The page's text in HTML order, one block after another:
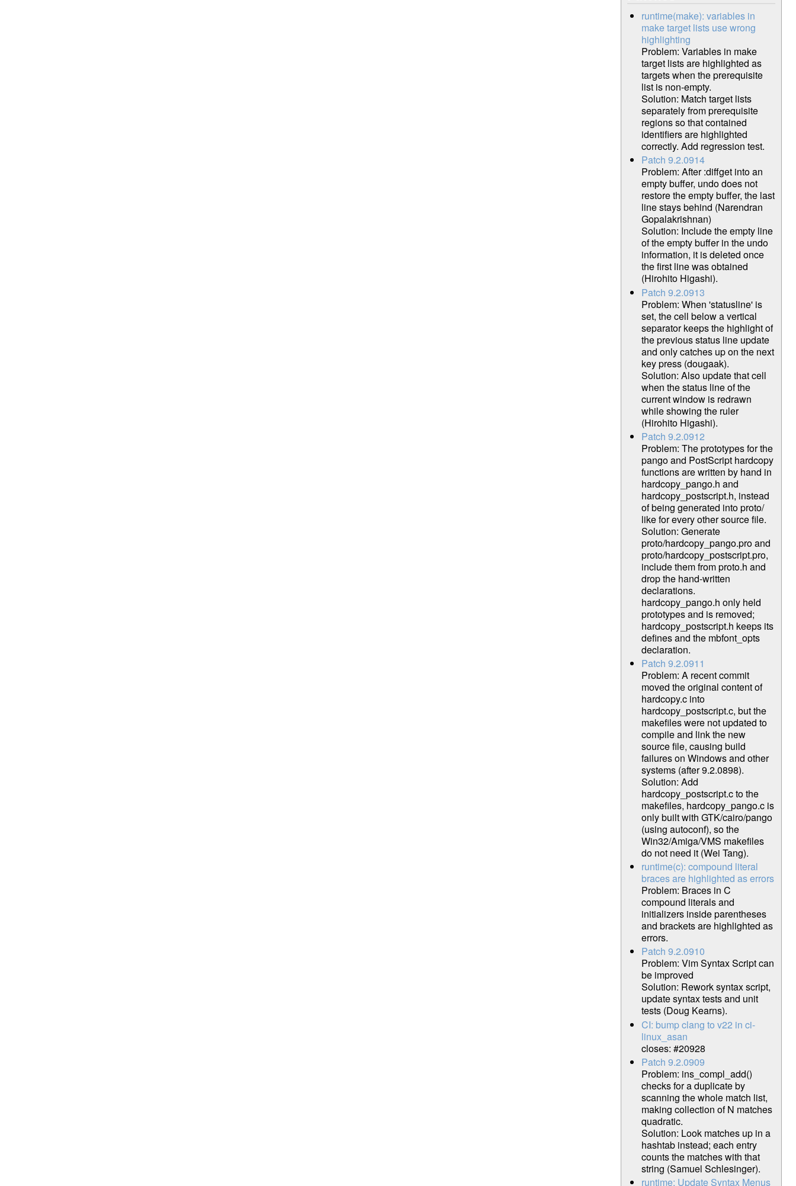
runtime(make): variables in
make target lists use wrong
highlighting
Problem: Variables in make
target lists are highlighted as
targets when the prerequisite
list is non-empty.
Solution: Match target lists
separately from prerequisite
regions so that contained
identifiers are highlighted
correctly. Add regression test.
Patch 9.2.0914
Problem: After :diffget into an
empty buffer, undo does not
restore the empty buffer, the last
line stays behind (Narendran
Gopalakrishnan)
Solution: Include the empty line
of the empty buffer in the undo
information, it is deleted once
the first line was obtained
(Hirohito Higashi).
Patch 9.2.0913
Problem: When 'statusline' is
set, the cell below a vertical
separator keeps the highlight of
the previous status line update
and only catches up on the next
key press (dougaak).
Solution: Also update that cell
when the status line of the
current window is redrawn
while showing the ruler
(Hirohito Higashi).
Patch 9.2.0912
Problem: The prototypes for the
pango and PostScript hardcopy
functions are written by hand in
hardcopy_pango.h and
hardcopy_postscript.h, instead
of being generated into proto/
like for every other source file.
Solution: Generate
proto/hardcopy_pango.pro and
proto/hardcopy_postscript.pro,
include them from proto.h and
drop the hand-written
declarations.
hardcopy_pango.h only held
prototypes and is removed;
hardcopy_postscript.h keeps its
defines and the mbfont_opts
declaration.
Patch 9.2.0911
Problem: A recent commit
moved the original content of
hardcopy.c into
hardcopy_postscript.c, but the
makefiles were not updated to
compile and link the new
source file, causing build
failures on Windows and other
systems (after 9.2.0898).
Solution: Add
hardcopy_postscript.c to the
makefiles, hardcopy_pango.c is
only built with GTK/cairo/pango
(using autoconf), so the
Win32/Amiga/VMS makefiles
do not need it (Wei Tang).
runtime(c): compound literal
braces are highlighted as errors
Problem: Braces in C
compound literals and
initializers inside parentheses
and brackets are highlighted as
errors.
Patch 9.2.0910
Problem: Vim Syntax Script can
be improved
Solution: Rework syntax script,
update syntax tests and unit
tests (Doug Kearns).
CI: bump clang to v22 in ci-
linux_asan
closes: #20928
Patch 9.2.0909
Problem: ins_compl_add()
checks for a duplicate by
scanning the whole match list,
making collection of N matches
quadratic.
Solution: Look matches up in a
hashtab instead; each entry
counts the matches with that
string (Samuel Schlesinger).
runtime: Update Syntax Menus